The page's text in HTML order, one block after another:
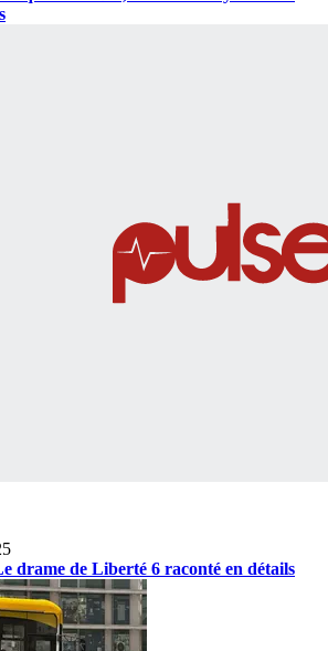
drame de Liberté 6 raconté en détails